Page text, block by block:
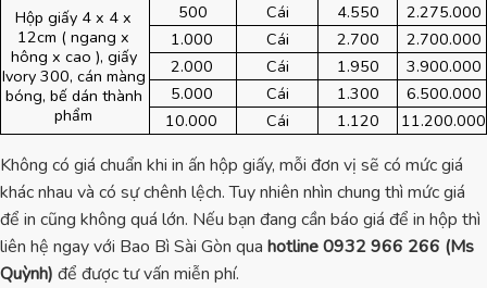
Hộp giấy 4 x 4 x
12cm ( ngang x
hông x cao ), giấy
Ivory 300, cán màng
bóng, bế dán thành
phẩm
500 Cái 4.550
2.275.000
1.000
Cái 2.700
2.700.000
2.000
Cái 1.950
3.900.000
5.000
Cái 1.300
6.500.000
10.000
Cái 1.120 11.200.000
Không có giá chuẩn khi in ấn hộp giấy, mỗi đơn vị sẽ có mức giá
khác nhau và có sự chênh lệch. Tuy nhiên nhìn chung thì mức giá
để in cũng không quá lớn. Nếu bạn đang cần báo giá để in hộp thì
liên hệ ngay với Bao Bì Sài Gòn qua hotline 0932 966 266 (Ms
Quỳnh) để được tư vấn miễn phí.